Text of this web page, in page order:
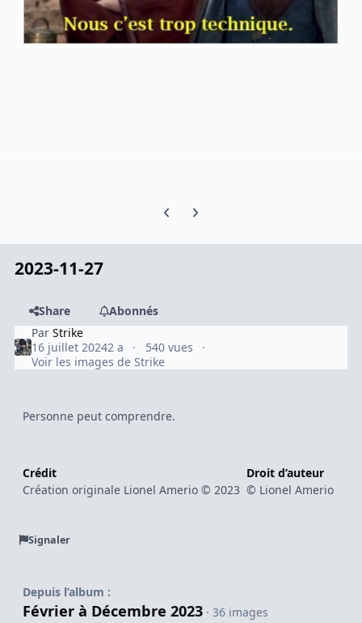
Previous carousel slide
Next carousel slide
2023-11-27
Share
Abonnés
ParStrike
16 juillet 20242 a
540 vues
Voir les images de Strike
Personne peut comprendre.
Crédit
Création originale Lionel Amerio © 2023
Droit d’auteur
© Lionel Amerio
Signaler
Depuis l’album :
Février à Décembre 2023 · 36 images